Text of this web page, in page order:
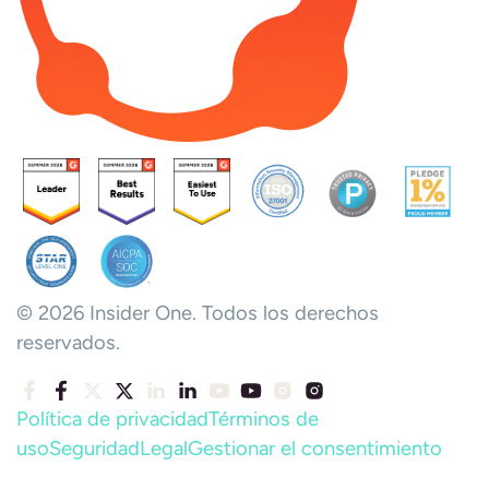
© 2026 Insider One. Todos los derechos
reservados.
Política de privacidadTérminos de
usoSeguridadLegalGestionar el consentimiento